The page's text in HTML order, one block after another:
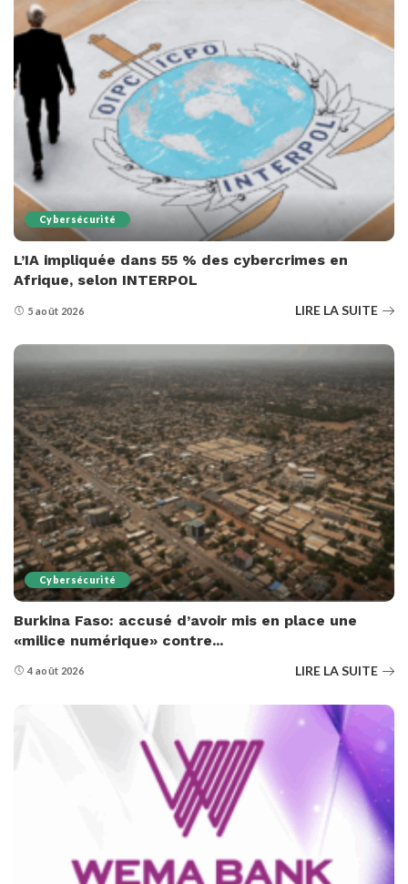
Cybersécurité
L’IA impliquée dans 55 % des cybercrimes en
Afrique, selon INTERPOL
5 août 2026 LIRE LA SUITE
Cybersécurité
Burkina Faso: accusé d’avoir mis en place une
«milice numérique» contre...
4 août 2026 LIRE LA SUITE